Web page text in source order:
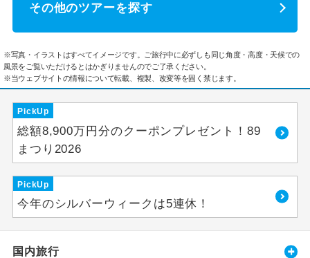
その他のツアーを探す
※写真・イラストはすべてイメージです。ご旅行中に必ずしも同じ角度・高度・天候での
風景をご覧いただけるとはかぎりませんのでご了承ください。
※当ウェブサイトの情報について転載、複製、改変等を固く禁じます。
PickUp
総額8,900万円分のクーポンプレゼント！89
まつり2026
PickUp
今年のシルバーウィークは5連休！
国内旅行